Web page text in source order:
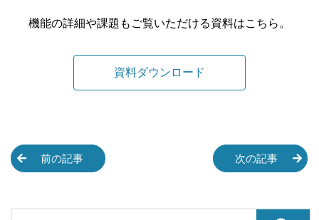
機能の詳細や課題もご覧いただける資料はこちら。
資料ダウンロード
前の記事 次の記事